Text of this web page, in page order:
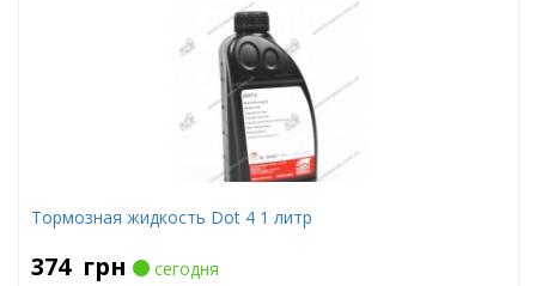
Тормозная жидкость Dot 4 1 литр
374 грн
сегодня